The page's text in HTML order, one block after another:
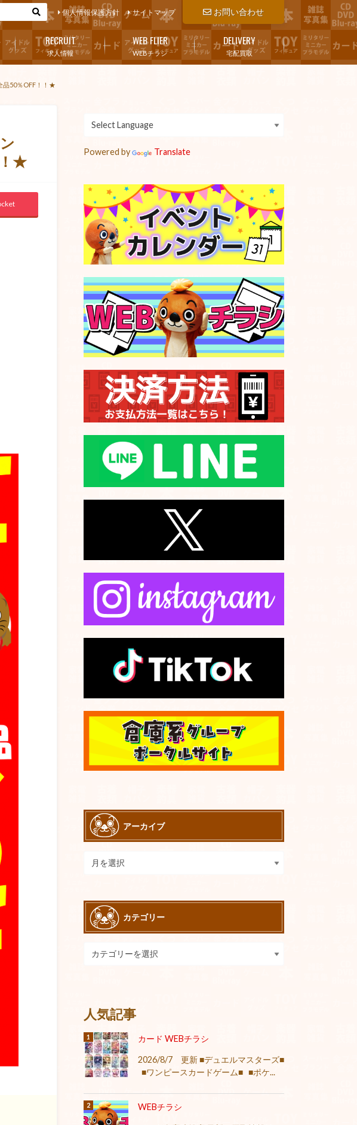
お問い合わせ
個人情報保護方針 サイトマップ
求人情報
RECRUIT
WEBチラシ
WEB FLIER
宅配買取
DELIVERY
品50％OFF！！★
！★
Powered by Translate
アーカイブ
カテゴリー
人気記事
カード WEBチラシ
2026/8/7 更新 ■デュエルマスターズ■
■ワンピースカードゲーム■ ■ポケ...
WEBチラシ